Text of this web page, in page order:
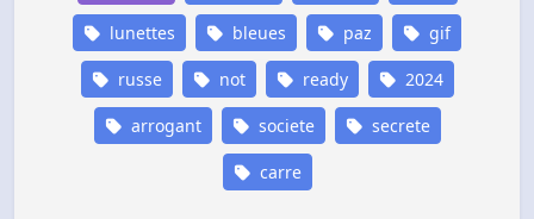
lunettes bleues paz gif
russe not ready 2024
arrogant societe secrete
carre